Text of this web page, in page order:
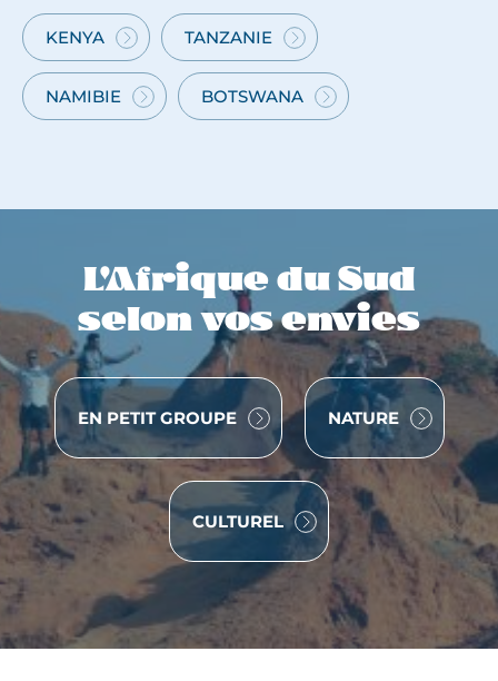
VOYAGE
SAFARI
AU
KENYA
KENYA
VOYAGE
SAFARI
EN
TANZANIE
TANZANIE
VOYAGE
NAMIBIE
VOYAGE
BOTSWANA
L'Afrique du Sud
selon vos envies
VOYAGE
EN PETIT GROUPE VOYAGE
NATURE
VOYAGE
CULTUREL